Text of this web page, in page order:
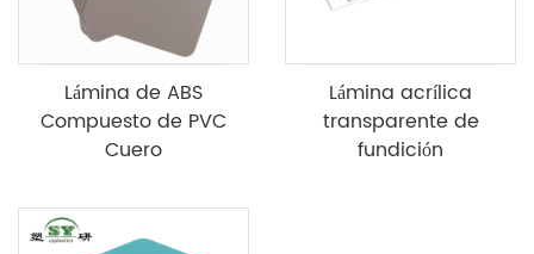
Lámina de ABS
Compuesto de PVC
Cuero
Lámina acrílica
transparente de
fundición